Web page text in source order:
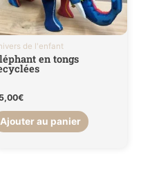
de l'enfant
en tongs
€
Ajouter au panier